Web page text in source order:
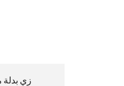
زي